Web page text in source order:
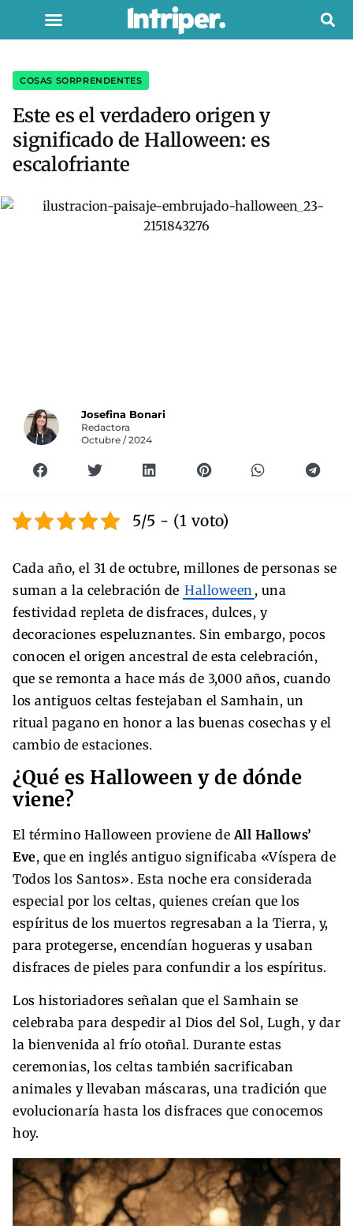
COSAS SORPRENDENTES
Este es el verdadero origen y
significado de Halloween: es
escalofriante
Josefina Bonari
Redactora
Octubre / 2024
5/5 - (1 voto)
Cada año, el 31 de octubre, millones de personas se
suman a la celebración de Halloween , una
festividad repleta de disfraces, dulces, y
decoraciones espeluznantes. Sin embargo, pocos
conocen el origen ancestral de esta celebración,
que se remonta a hace más de 3,000 años, cuando
los antiguos celtas festejaban el Samhain, un
ritual pagano en honor a las buenas cosechas y el
cambio de estaciones.
¿Qué es Halloween y de dónde
viene?
El término Halloween proviene de All Hallows’
Eve, que en inglés antiguo significaba «Víspera de
Todos los Santos». Esta noche era considerada
especial por los celtas, quienes creían que los
espíritus de los muertos regresaban a la Tierra, y,
para protegerse, encendían hogueras y usaban
disfraces de pieles para confundir a los espíritus.
Los historiadores señalan que el Samhain se
celebraba para despedir al Dios del Sol, Lugh, y dar
la bienvenida al frío otoñal. Durante estas
ceremonias, los celtas también sacrificaban
animales y llevaban máscaras, una tradición que
evolucionaría hasta los disfraces que conocemos
hoy.